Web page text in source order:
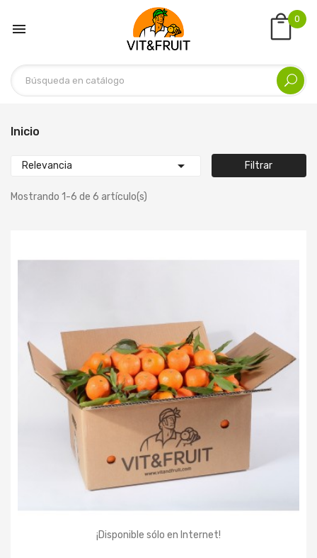

0
Inicio
Relevancia  Filtrar
Mostrando 1-6 de 6 artículo(s)
¡Disponible sólo en Internet!